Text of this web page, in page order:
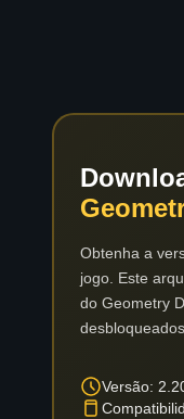
Obtenha a
jogo. Este
do Geometry
Versão: